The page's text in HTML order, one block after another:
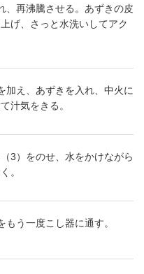
、再沸騰させる。あずきの皮
げ、さっと水洗いしてアク
加え、あずきを入れ、中火に
汁気をきる。
3）をのせ、水をかけながら
。
う一度こし器に通す。